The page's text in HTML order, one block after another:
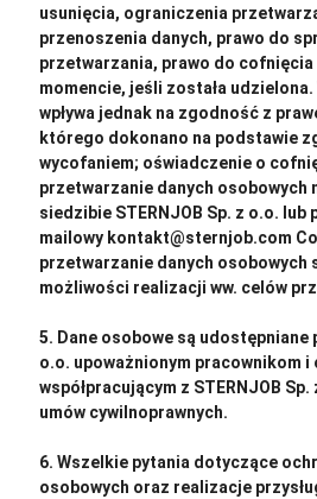
usunięcia, ograniczenia
przenoszenia danych, prawo do
przetwarzania, prawo do cofnięcia
momencie, jeśli została
wpływa jednak na zgodność z
którego dokonano na podstawie
wycofaniem; oświadczenie o
przetwarzanie danych osobowych
siedzibie STERNJOB Sp. z o.o. lub
mailowy kontakt@sternjob.com
przetwarzanie danych osobowych
możliwości realizacji ww. celów
5. Dane osobowe są udostępniane
o.o. upoważnionym pracownikom i
współpracującym z STERNJOB
umów cywilnoprawnych.
6. Wszelkie pytania dotyczące
osobowych oraz realizacje